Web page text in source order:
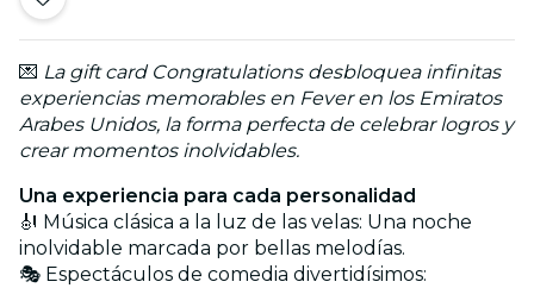
💌 La gift card Congratulations desbloquea infinitas
experiencias memorables en Fever en los Emiratos
Arabes Unidos, la forma perfecta de celebrar logros y
crear momentos inolvidables.
Una experiencia para cada personalidad
🎻 Música clásica a la luz de las velas: Una noche
inolvidable marcada por bellas melodías.
🎭 Espectáculos de comedia divertidísimos: